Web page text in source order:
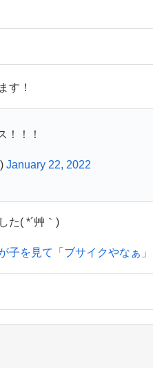
す！
！！！
January 22, 2022
た( *´艸｀)
子を見て「ブサイクやなぁ